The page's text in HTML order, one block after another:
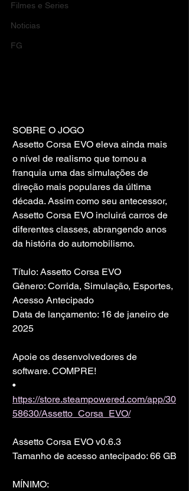
Filmes e Series
Noticias
FG
SOBRE O JOGO
Assetto Corsa EVO eleva ainda mais
o nível de realismo que tornou a
franquia uma das simulações de
direção mais populares da última
década. Assim como seu antecessor,
Assetto Corsa EVO incluirá carros de
diferentes classes, abrangendo anos
da história do automobilismo.
Título: Assetto Corsa EVO
Gênero: Corrida, Simulação, Esportes,
Acesso Antecipado
Data de lançamento: 16 de janeiro de
2025
Apoie os desenvolvedores de
software. COMPRE!
•
https://store.steampowered.com/app/30
58630/Assetto_Corsa_EVO/
Assetto Corsa EVO v0.6.3
Tamanho de acesso antecipado: 66 GB
MÍNIMO: